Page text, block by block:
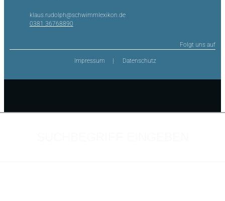
klaus.rudolph@schwimmlexikon.de
0381 36768890
Folgt uns auf
Impressum Datenschutz